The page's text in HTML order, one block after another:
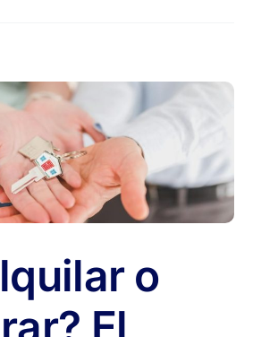
2026:
cuánto
aumentan
qué
contratos
se
ajustan
o